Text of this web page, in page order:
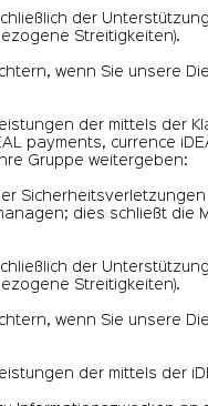
der
Streitigkeiten).
wenn Sie unsere
der mittels der
payments, currence
Gruppe weitergeben:
dies schließt
der
Streitigkeiten).
wenn Sie unsere
der mittels der